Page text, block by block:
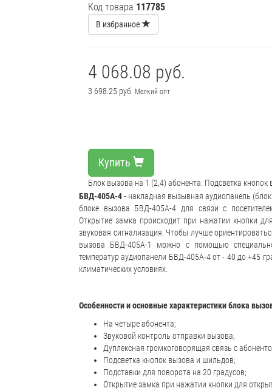
Код товара 117785
В избранное
4 068.08 руб.
3 698.25 руб. Мелкий опт
Купить
Блок вызова на 1 (2,4) абонента. Подсветка
БВД-405A-4- накладная вызывная аудиопанель
блоке вызова БВД-405А-4 для связи с
Открытие замка происходит при нажатии кнопки
звуковая сигнализация. Чтобы лучше
вызова БВД-405А-1 можно с помощью
температур аудиопанели БВД-405А-4 от - 40 до +45
климатических условиях.
Особенности и основные характеристики блока
На четыре абонента;
Звуковой контроль отправки вызова;
Дуплексная громкоговорящая связь с
Подсветка кнопок вызова и шильдов;
Подставки для поворота на 20 градусов;
Открытие замка при нажатии кнопки для